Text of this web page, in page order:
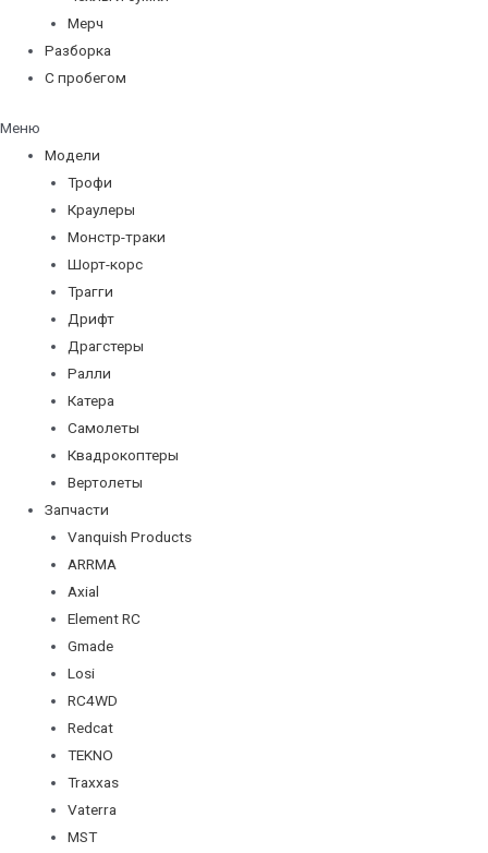
Мерч
Разборка
С пробегом
Меню
Модели
Трофи
Краулеры
Монстр-траки
Шорт-корс
Трагги
Дрифт
Драгстеры
Ралли
Катера
Самолеты
Квадрокоптеры
Вертолеты
Запчасти
Vanquish Products
ARRMA
Axial
Element RC
Gmade
Losi
RC4WD
Redcat
TEKNO
Traxxas
Vaterra
MST